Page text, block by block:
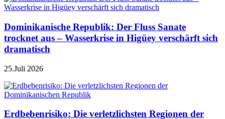
Dominikanische Republik: Der Fluss Sanate
trocknet aus – Wasserkrise in Higüey verschärft sich
dramatisch
25.Juli 2026
Erdbebenrisiko: Die verletzlichsten Regionen der